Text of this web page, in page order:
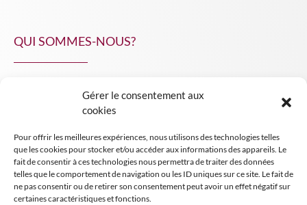
Gérer le consentement aux
cookies
Pour offrir les meilleures expériences, nous utilisons des technologies telles
que les cookies pour stocker et/ou accéder aux informations des appareils. Le
fait de consentir à ces technologies nous permettra de traiter des données
telles que le comportement de navigation ou les ID uniques sur ce site. Le fait de
ne pas consentir ou de retirer son consentement peut avoir un effet négatif sur
certaines caractéristiques et fonctions.
QUI SOMMES-NOUS?
INSIGHT NPA